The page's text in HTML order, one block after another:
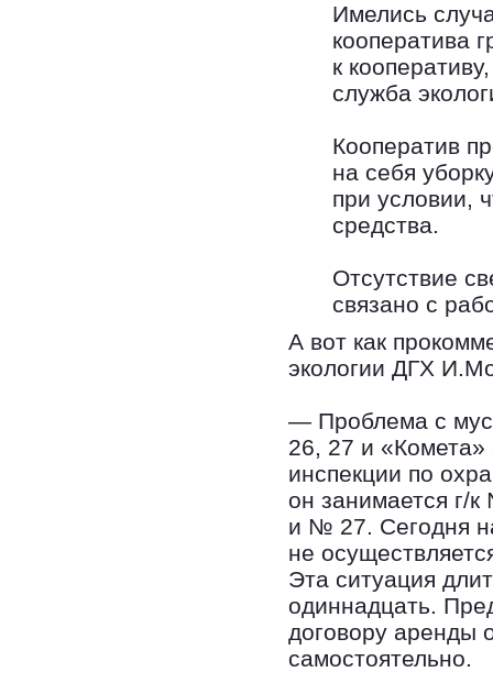
Имелись
кооператива
к
служба
Кооператив
на себя
при условии,
средства.
Отсутствие
связано с
А вот как
экологии ДГХ
— Проблема с
26, 27 и «Комета»
инспекции по
он занимается г/
и № 27. Сегодня
не
Эта ситуация
одиннадцать.
договору аренды
самостоятельно.